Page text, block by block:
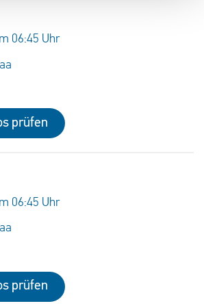
06:45 Uhr
prüfen
06:45 Uhr
prüfen